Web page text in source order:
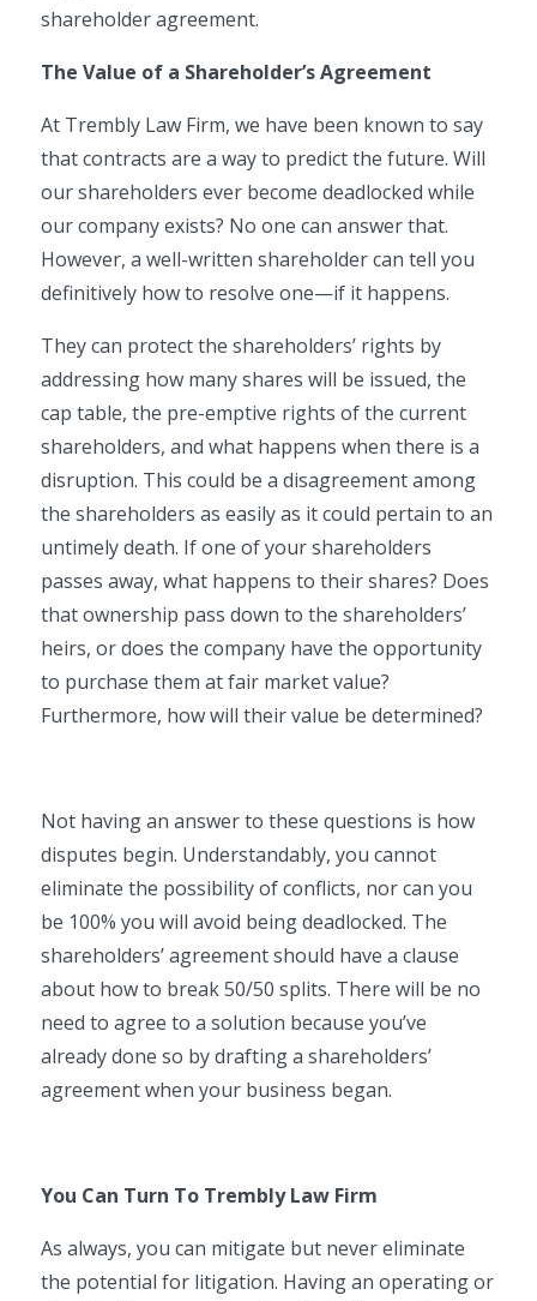
shareholder agreement.
The Value of a Shareholder’s Agreement
At Trembly Law Firm, we have been known to say
that contracts are a way to predict the future. Will
our shareholders ever become deadlocked while
our company exists? No one can answer that.
However, a well-written shareholder can tell you
definitively how to resolve one—if it happens.
They can protect the shareholders’ rights by
addressing how many shares will be issued, the
cap table, the pre-emptive rights of the current
shareholders, and what happens when there is a
disruption. This could be a disagreement among
the shareholders as easily as it could pertain to an
untimely death. If one of your shareholders
passes away, what happens to their shares? Does
that ownership pass down to the shareholders’
heirs, or does the company have the opportunity
to purchase them at fair market value?
Furthermore, how will their value be determined?
Not having an answer to these questions is how
disputes begin. Understandably, you cannot
eliminate the possibility of conflicts, nor can you
be 100% you will avoid being deadlocked. The
shareholders’ agreement should have a clause
about how to break 50/50 splits. There will be no
need to agree to a solution because you’ve
already done so by drafting a shareholders’
agreement when your business began.
You Can Turn To Trembly Law Firm
As always, you can mitigate but never eliminate
the potential for litigation. Having an operating or